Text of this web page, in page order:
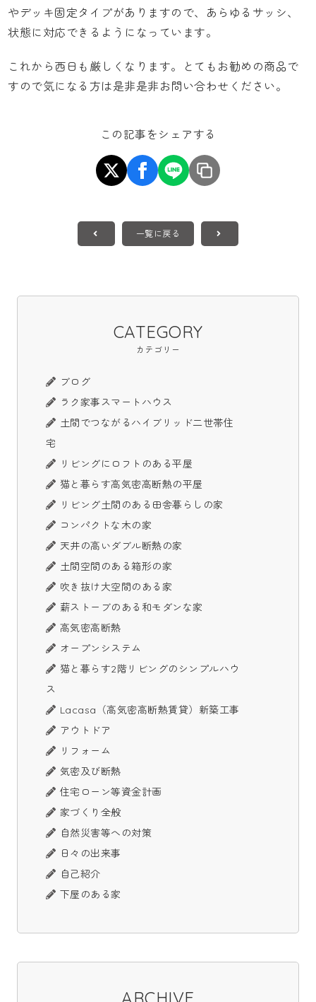
やデッキ固定タイプがありますので、あらゆるサッシ、
状態に対応できるようになっています。
これから西日も厳しくなります。とてもお勧めの商品で
すので気になる方は是非是非お問い合わせください。
この記事をシェアする
一覧に戻る
CATEGORY
カテゴリー
ブログ
ラク家事スマートハウス
土間でつながるハイブリッド二世帯住
宅
リビングにロフトのある平屋
猫と暮らす高気密高断熱の平屋
リビング土間のある田舎暮らしの家
コンパクトな木の家
天井の高いダブル断熱の家
土間空間のある箱形の家
吹き抜け大空間のある家
薪ストーブのある和モダンな家
高気密高断熱
オープンシステム
猫と暮らす2階リビングのシンプルハウ
ス
Lacasa（高気密高断熱賃貸）新築工事
アウトドア
リフォーム
気密及び断熱
住宅ローン等資金計画
家づくり全般
自然災害等への対策
日々の出来事
自己紹介
下屋のある家
ARCHIVE